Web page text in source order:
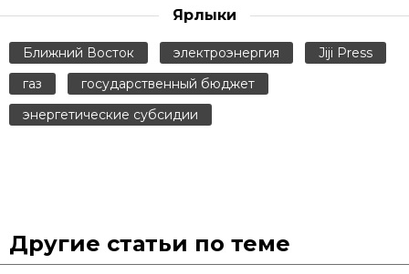
Ярлыки
Ближний Восток электроэнергия
Jiji Press
газ
государственный бюджет
энергетические субсидии
Другие статьи по теме